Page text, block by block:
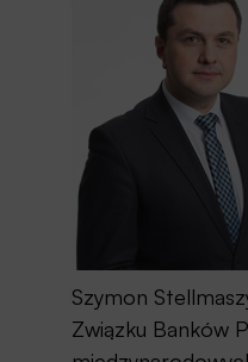
Szymon
Związku Banków